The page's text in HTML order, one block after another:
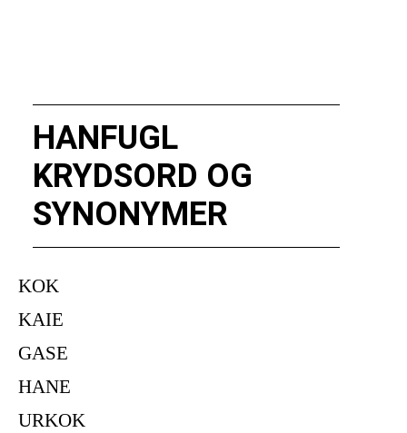
HANFUGL
KRYDSORD OG
SYNONYMER
KOK
KAIE
GASE
HANE
URKOK